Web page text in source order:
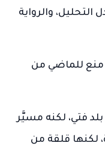
والرواية
منع للماضي من
فتي، لكنه مسيَّر
لكنها قلقة من